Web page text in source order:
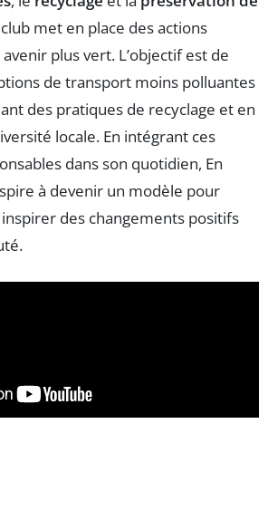
met en place des actions
plus vert. L’objectif est de
de transport moins polluantes
des pratiques de recyclage et en
locale. En intégrant ces
dans son quotidien, En
à devenir un modèle pour
inspirer des changements positifs